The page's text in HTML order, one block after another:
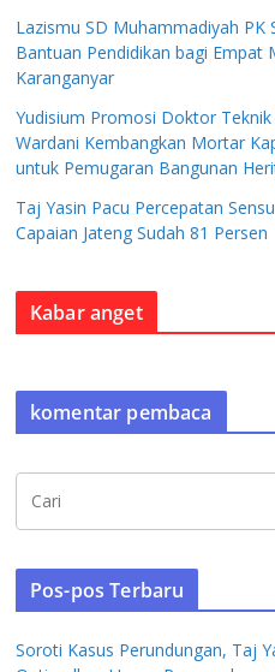
Lazismu SD Muhammadiyah PK
Bantuan Pendidikan bagi Empat
Karanganyar
Yudisium Promosi Doktor Teknik
Wardani Kembangkan Mortar
untuk Pemugaran Bangunan
Taj Yasin Pacu Percepatan
Capaian Jateng Sudah 81 Persen
Kabar anget
komentar pembaca
Pos-pos Terbaru
Soroti Kasus Perundungan, Taj